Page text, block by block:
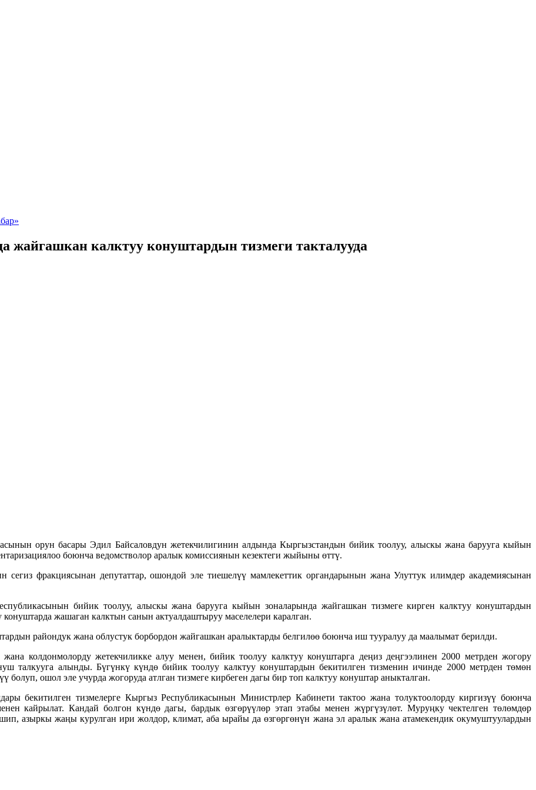
жайгашкан калктуу конуштардын тизмеги такталууда
орун басары Эдил Байсаловдун жетекчилигинин алдында Кыргызстандын бийик тоолуу, алыскы жана барууга кыйын
боюнча ведомстволор аралык комиссиянын кезектеги жыйыны өттү.
сегиз фракциясынан депутаттар, ошондой эле тиешелүү мамлекеттик органдарынын жана Улуттук илимдер академиясынан
бийик тоолуу, алыскы жана барууга кыйын зоналарында жайгашкан тизмеге кирген калктуу конуштардын
жашаган калктын санын актуалдаштыруу маселелери каралган.
райондук жана облустук борбордон жайгашкан аралыктарды белгилөө боюнча иш тууралуу да маалымат берилди.
колдонмолорду жетекчиликке алуу менен, бийик тоолуу калктуу конуштарга деңиз деңгээлинен 2000 метрден жогору
талкууга алынды. Бүгүнкү күндө бийик тоолуу калктуу конуштардын бекитилген тизменин ичинде 2000 метрден төмөн
ошол эле учурда жогоруда атлган тизмеге кирбеген дагы бир топ калктуу конуштар аныкталган.
бекитилген тизмелерге Кыргыз Республикасынын Министрлер Кабинети тактоо жана толуктоолорду киргизүү боюнча
кайрылат. Кандай болгон күндө дагы, бардык өзгөрүүлөр этап этабы менен жүргүзүлөт. Муруңку чектелген төлөмдөр
азыркы жаңы курулган ири жолдор, климат, аба ырайы да өзгөргөнүн жана эл аралык жана атамекендик окумуштуулардын